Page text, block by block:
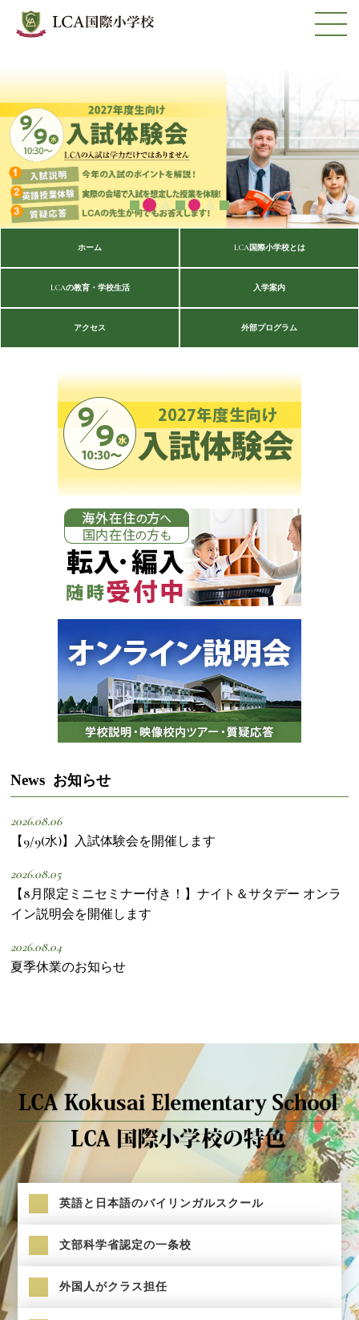
ホーム LCA国際小学校とは
LCAの教育・学校生活 入学案内
アクセス 外部プログラム
News お知らせ
2026.08.06
【9/9(水)】入試体験会を開催します
2026.08.05
【8月限定ミニセミナー付き！】ナイト＆サタデー オンラ
イン説明会を開催します
2026.08.04
夏季休業のお知らせ
英語と日本語のバイリンガルスクール
文部科学省認定の一条校
外国人がクラス担任